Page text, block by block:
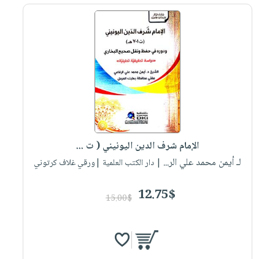
الإمام شرف الدين اليونيني ( ت ...
لـ أيمن محمد علي الر... | دار الكتب العلمية |ورقي غلاف كرتوني
12.75$
15.00$